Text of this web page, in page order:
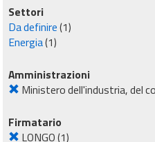
Settori
Da definire(1)
Energia(1)
Amministrazioni
Ministero dell'industria, del
Firmatario
LONGO(1)